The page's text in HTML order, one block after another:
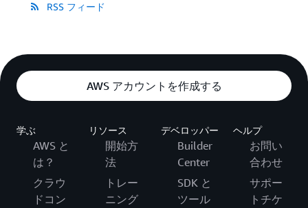
RSS フィード
AWS アカウントを作成する
学ぶ
AWS と
は？
クラウ
ドコン
リソース
開始方
法
トレー
ニング
デベロッパー
Builder
Center
SDK と
ツール
ヘルプ
お問い
合わせ
サポー
トチケ